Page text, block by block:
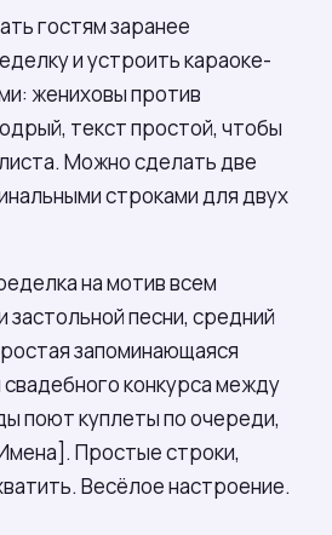
гостям заранее
и устроить караоке-
жениховы против
текст простой, чтобы
Можно сделать две
строками для двух
на мотив всем
застольной песни, средний
запоминающаяся
конкурса между
поют куплеты по очереди,
Простые строки,
Весёлое настроение.